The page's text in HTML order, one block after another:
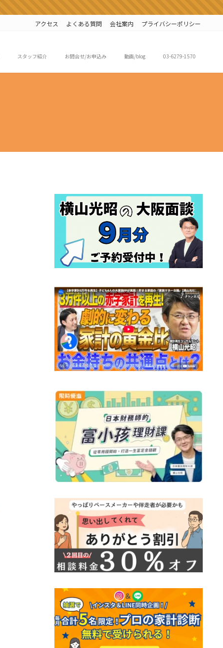
アクセス よくある質問 会社案内 プライバシーポリシー
スタッフ紹介 お問合せ/お申込み 動画/blog 03-6279-1570